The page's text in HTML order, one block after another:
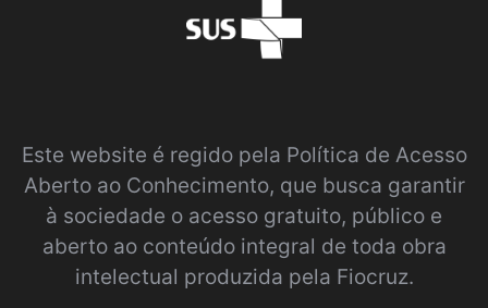
Este website é regido pela Política de Acesso
Aberto ao Conhecimento, que busca garantir
à sociedade o acesso gratuito, público e
aberto ao conteúdo integral de toda obra
intelectual produzida pela Fiocruz.